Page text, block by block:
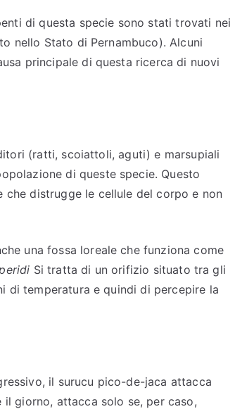
di questa specie sono stati trovati nei
nello Stato di Pernambuco). Alcuni
principale di questa ricerca di nuovi
(ratti, scoiattoli, aguti) e marsupiali
di queste specie. Questo
distrugge le cellule del corpo e non
una fossa loreale che funziona come
Si tratta di un orifizio situato tra gli
di temperatura e quindi di percepire la
il surucu pico-de-jaca attacca
giorno, attacca solo se, per caso,